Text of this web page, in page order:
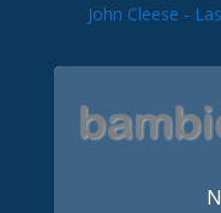
John Cleese -